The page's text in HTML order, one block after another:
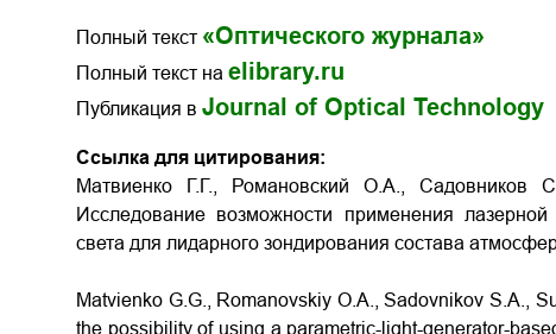
Полный текст «Оптического журнала»
Полный текст на elibrary.ru
Публикация в Journal of Optical Technology
Ссылка для цитирования:
Матвиенко Г.Г., Романовский О.А.,
Исследование возможности применения
света для лидарного зондирования состава
Matvienko G.G., Romanovskiy O.A., Sadovnikov S.A.,
the possibility of using a parametric-light-generator-